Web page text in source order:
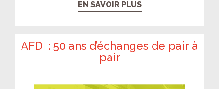
EN SAVOIR PLUS
AFDI : 50 ans d’échanges de pair à
pair